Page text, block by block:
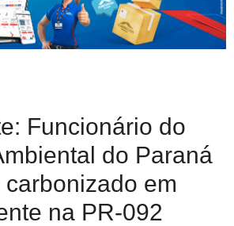
Funcionário do
do Paraná
carbonizado em
na PR-092